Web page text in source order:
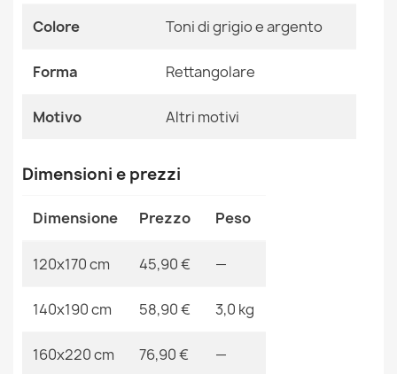
Tappeto lavabile MIRO .805 Trellis reticolo antiscivolo -
26,90 €
Tappeto lavabile MIRO .806 Trellis reticolo antiscivolo -
26,90 €
Tappeto lavabile MIRO .807 Marmo, greco antiscivolo -
nero / bianca
Riferimenti Specifici
Ean13
2000000110059
MPN Kabis_18430
Colore Toni di grigio e argento
Forma Rettangolare
Motivo Altri motivi
Dimensioni e prezzi
Dimensione Prezzo Peso
120x170 cm 45,90 € —
140x190 cm 58,90 € 3,0 kg
160x220 cm 76,90 € —